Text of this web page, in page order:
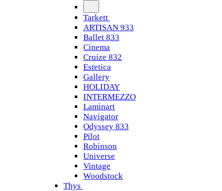
Tarkett
ARTISAN 933
Ballet 833
Cinema
Cruize 832
Estetica
Gallery
HOLIDAY
INTERMEZZO
Laminart
Navigator
Odyssey 833
Pilot
Robinson
Universe
Vintage
Woodstock
Thys